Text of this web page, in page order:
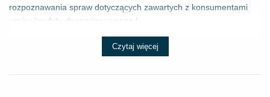
rozpoznawania spraw dotyczących zawartych z konsumentami
umów kredytu denominowanego l...
Czytaj więcej